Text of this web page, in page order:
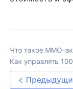
Что такое MMO-
Как управлять
аккаунтами с
минимальными